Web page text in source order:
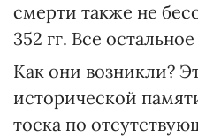
смерти также не
352 гг. Все
Как они возникли?
исторической
тоска по